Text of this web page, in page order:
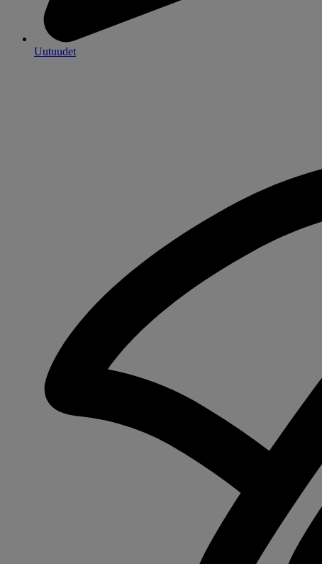
Uutuudet